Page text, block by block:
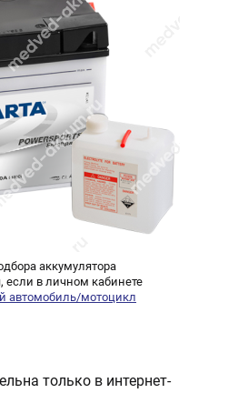
аккумулятора
если в личном кабинете
автомобиль/мотоцикл
только в интернет-